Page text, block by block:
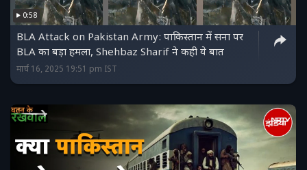
0:58
BLA Attack on Pakistan Army: पाकिस्तान में सना पर
BLA का बड़ा हमला, Shehbaz Sharif ने कही ये बात
मार्च 16, 2025 19:51 pm IST